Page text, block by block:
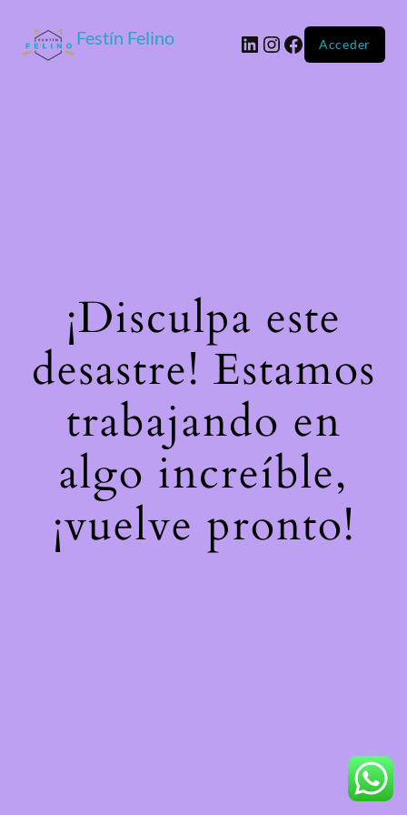
Festín Felino Acceder
¡Disculpa este
desastre! Estamos
trabajando en
algo increíble,
¡vuelve pronto!